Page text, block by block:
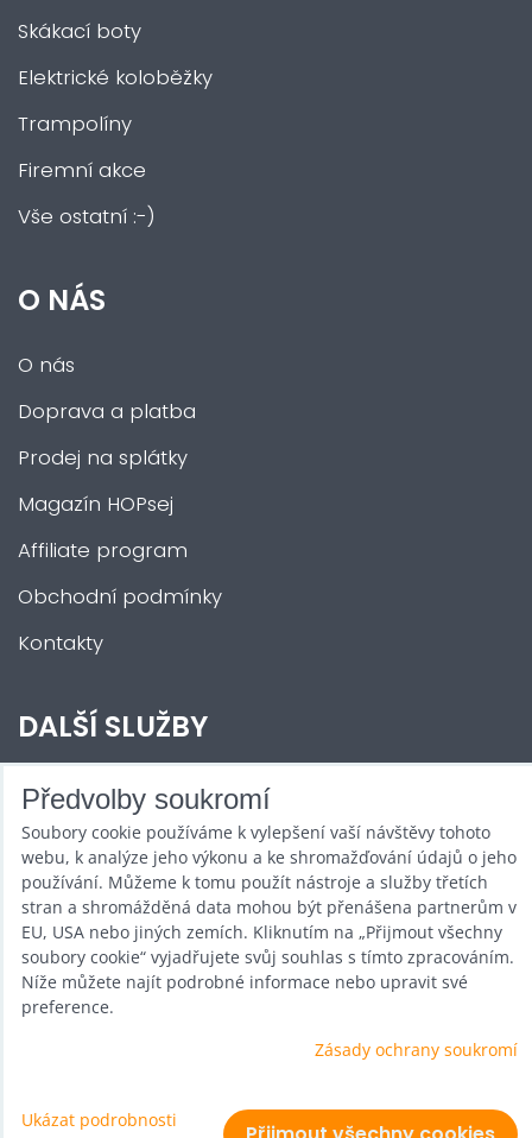
Skákací boty
Elektrické koloběžky
Trampolíny
Firemní akce
Vše ostatní :-)
O NÁS
O nás
Doprava a platba
Prodej na splátky
Magazín HOPsej
Affiliate program
Obchodní podmínky
Kontakty
DALŠÍ SLUŽBY
Zábava na Vaši akci
Půjčovna
Promotéři
Kurzy a setkání
Velkoobchod
Nabídka práce
Předvolby soukromí Zásady ochrany soukromí
Předvolby soukromí
Soubory cookie používáme k vylepšení vaší návštěvy tohoto
webu, k analýze jeho výkonu a ke shromažďování údajů o jeho
používání. Můžeme k tomu použít nástroje a služby třetích
stran a shromážděná data mohou být přenášena partnerům v
EU, USA nebo jiných zemích. Kliknutím na „Přijmout všechny
soubory cookie“ vyjadřujete svůj souhlas s tímto zpracováním.
Níže můžete najít podrobné informace nebo upravit své
preference.
Zásady ochrany soukromí
Ukázat podrobnosti